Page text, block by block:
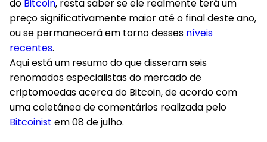
do Bitcoin, resta saber se ele realmente terá um
preço significativamente maior até o final deste ano,
ou se permanecerá em torno desses níveis
recentes.
Aqui está um resumo do que disseram seis
renomados especialistas do mercado de
criptomoedas acerca do Bitcoin, de acordo com
uma coletânea de comentários realizada pelo
Bitcoinist em 08 de julho.